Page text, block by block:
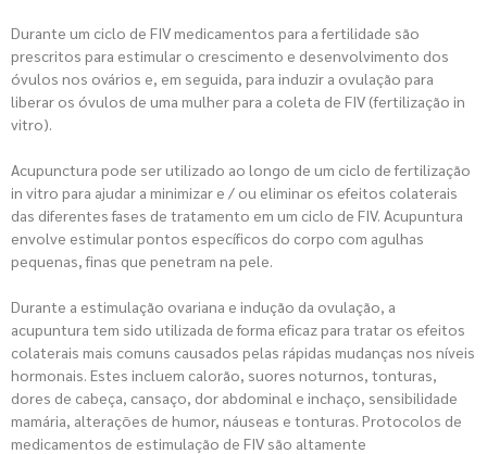
Durante um ciclo de FIV medicamentos para a fertilidade são
prescritos para estimular o crescimento e desenvolvimento dos
óvulos nos ovários e, em seguida, para induzir a ovulação para
liberar os óvulos de uma mulher para a coleta de FIV (fertilização in
vitro).
Acupunctura pode ser utilizado ao longo de um ciclo de fertilização
in vitro para ajudar a minimizar e / ou eliminar os efeitos colaterais
das diferentes fases de tratamento em um ciclo de FIV. Acupuntura
envolve estimular pontos específicos do corpo com agulhas
pequenas, finas que penetram na pele.
Durante a estimulação ovariana e indução da ovulação, a
acupuntura tem sido utilizada de forma eficaz para tratar os efeitos
colaterais mais comuns causados pelas rápidas mudanças nos níveis
hormonais. Estes incluem calorão, suores noturnos, tonturas,
dores de cabeça, cansaço, dor abdominal e inchaço, sensibilidade
mamária, alterações de humor, náuseas e tonturas. Protocolos de
medicamentos de estimulação de FIV são altamente